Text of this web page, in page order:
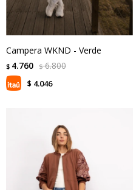
Campera WKND - Verde
$ 4.760 $ 6.800
$ 4.046